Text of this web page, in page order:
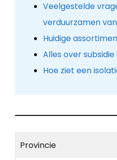
Veelgestelde
verduurzamen
Huidige
Alles over
Hoe ziet een
Provincie